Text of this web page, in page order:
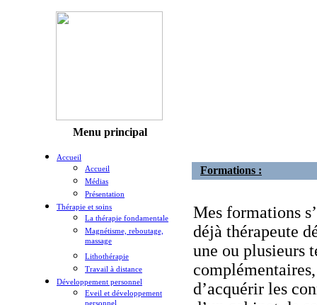
Menu principal
Accueil
Accueil
Médias
Présentation
Thérapie et soins
La thérapie fondamentale
Magnétisme, reboutage,
massage
Lithothérapie
Travail à distance
Développement personnel
Eveil et développement
Formations :
Mes formations
déjà thérapeute
une ou plusieurs
d’acquérir les